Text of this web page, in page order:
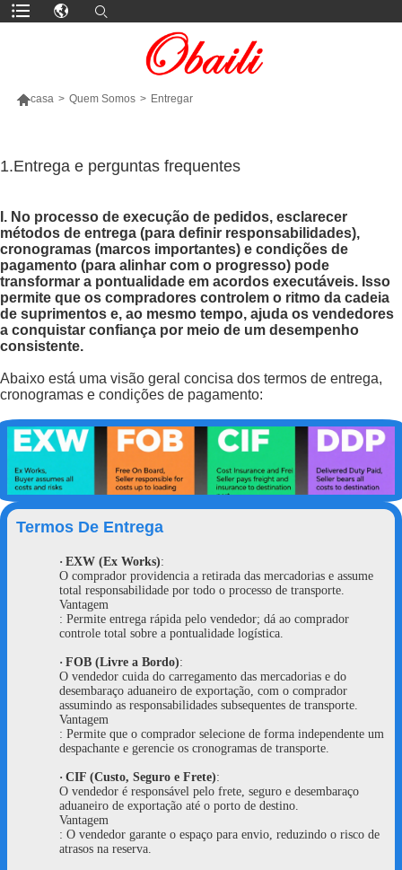
casa > Quem Somos > Entregar
1.Entrega e perguntas frequentes
I. No processo de execução de pedidos, esclarecer
métodos de entrega (para definir responsabilidades),
cronogramas (marcos importantes) e condições de
pagamento (para alinhar com o progresso) pode
transformar a pontualidade em acordos executáveis. Isso
permite que os compradores controlem o ritmo da cadeia
de suprimentos e, ao mesmo tempo, ajuda os vendedores
a conquistar confiança por meio de um desempenho
consistente.
Abaixo está uma visão geral concisa dos termos de entrega,
cronogramas e condições de pagamento:
Termos De Entrega
· EXW (Ex Works):
O comprador providencia a retirada das mercadorias e assume
total responsabilidade por todo o processo de transporte.
Vantagem
: Permite entrega rápida pelo vendedor; dá ao comprador
controle total sobre a pontualidade logística.
· FOB (Livre a Bordo):
O vendedor cuida do carregamento das mercadorias e do
desembaraço aduaneiro de exportação, com o comprador
assumindo as responsabilidades subsequentes de transporte.
Vantagem
: Permite que o comprador selecione de forma independente um
despachante e gerencie os cronogramas de transporte.
· CIF (Custo, Seguro e Frete):
O vendedor é responsável pelo frete, seguro e desembaraço
aduaneiro de exportação até o porto de destino.
Vantagem
: O vendedor garante o espaço para envio, reduzindo o risco de
atrasos na reserva.